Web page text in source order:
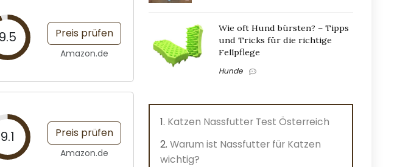
9.5 Preis prüfen
Amazon.de
9.1 Preis prüfen
Amazon.de
Wie oft Hund bürsten? – Tipps
und Tricks für die richtige
Fellpflege
Hunde
Katzen Nassfutter Test Österreich
Warum ist Nassfutter für Katzen
wichtig?